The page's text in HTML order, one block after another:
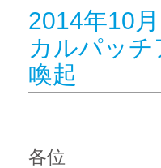
2014年10
カルパッ
喚起
各位